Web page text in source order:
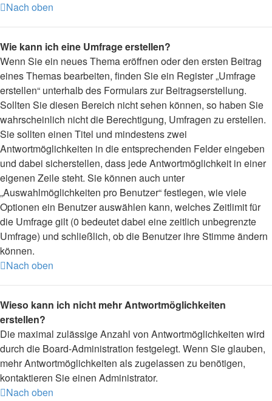
Nach oben
Wie kann ich eine Umfrage erstellen?
Wenn Sie ein neues Thema eröffnen oder den ersten Beitrag
eines Themas bearbeiten, finden Sie ein Register „Umfrage
erstellen“ unterhalb des Formulars zur Beitragserstellung.
Sollten Sie diesen Bereich nicht sehen können, so haben Sie
wahrscheinlich nicht die Berechtigung, Umfragen zu erstellen.
Sie sollten einen Titel und mindestens zwei
Antwortmöglichkeiten in die entsprechenden Felder eingeben
und dabei sicherstellen, dass jede Antwortmöglichkeit in einer
eigenen Zeile steht. Sie können auch unter
„Auswahlmöglichkeiten pro Benutzer“ festlegen, wie viele
Optionen ein Benutzer auswählen kann, welches Zeitlimit für
die Umfrage gilt (0 bedeutet dabei eine zeitlich unbegrenzte
Umfrage) und schließlich, ob die Benutzer ihre Stimme ändern
können.
Nach oben
Wieso kann ich nicht mehr Antwortmöglichkeiten
erstellen?
Die maximal zulässige Anzahl von Antwortmöglichkeiten wird
durch die Board-Administration festgelegt. Wenn Sie glauben,
mehr Antwortmöglichkeiten als zugelassen zu benötigen,
kontaktieren Sie einen Administrator.
Nach oben